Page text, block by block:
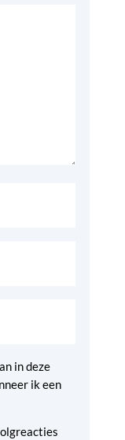
in deze
ik een